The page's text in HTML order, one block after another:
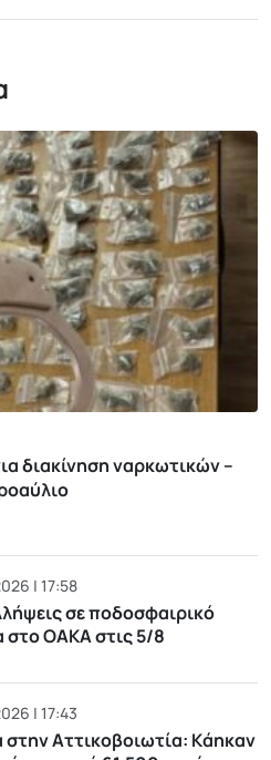
διακίνηση ναρκωτικών –
| 17:58
σε ποδοσφαιρικό
στο ΟΑΚΑ στις 5/8
| 17:43
Αττικοβοιωτία: Kάηκαν